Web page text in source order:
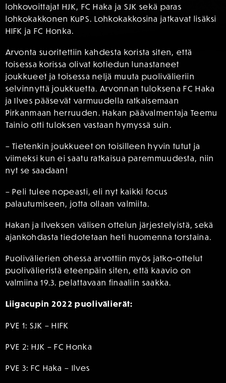
lohkovoittajat HJK, FC Haka ja SJK sekä paras
lohkokakkonen KuPS. Lohkokakkosina jatkavat lisäksi
HIFK ja FC Honka.
Arvonta suoritettiin kahdesta korista siten, että
toisessa korissa olivat kotiedun lunastaneet
joukkueet ja toisessa neljä muuta puolivälieriin
selvinnyttä joukkuetta. Arvonnan tuloksena FC Haka
ja Ilves pääsevät varmuudella ratkaisemaan
Pirkanmaan herruuden. Hakan päävalmentaja Teemu
Tainio otti tuloksen vastaan hymyssä suin.
– Tietenkin joukkueet on toisilleen hyvin tutut ja
viimeksi kun ei saatu ratkaisua paremmuudesta, niin
nyt se saadaan!
– Peli tulee nopeasti, eli nyt kaikki focus
palautumiseen, jotta ollaan valmiita.
Hakan ja Ilveksen välisen ottelun järjestelyistä, sekä
ajankohdasta tiedotetaan heti huomenna torstaina.
Puolivälierien ohessa arvottiin myös jatko-ottelut
puolivälieristä eteenpäin siten, että kaavio on
valmiina 19.3. pelattavaan finaaliin saakka.
Liigacupin 2022 puolivälierät:
PVE 1: SJK – HIFK
PVE 2: HJK – FC Honka
PVE 3: FC Haka – Ilves